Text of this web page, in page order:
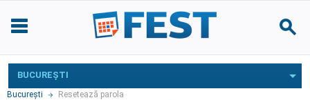
BUCUREŞTI
Bucureşti Resetează parola